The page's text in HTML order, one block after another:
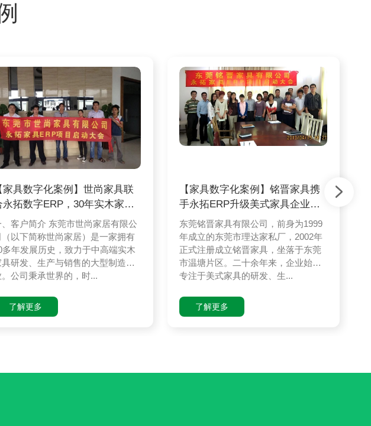
家具数字化案例】世尚家具联
永拓数字ERP，30年实木家具
业完成数
、客户简介 东莞市世尚家居有限公
（以下简称世尚家居）是一家拥有
多年发展历史，致力于中高端实木
具研发、生产与销售的大型制造企
。公司秉承世界的，时...
了解更多
【家具数字化案例】铭晋家具携
手永拓ERP升级美式家具企业数
字化之路
东莞铭晋家具有限公司，前身为1999
年成立的东莞市理达家私厂，2002年
正式注册成立铭晋家具，坐落于东莞
市温塘片区。二十余年来，企业始终
专注于美式家具的研发、生...
了解更多